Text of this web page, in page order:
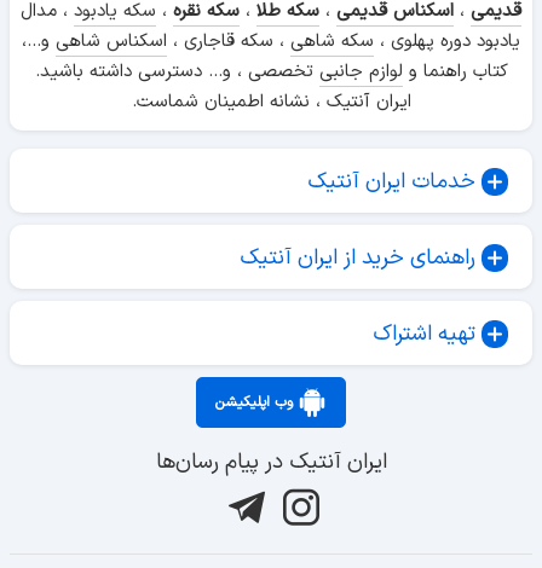
قدیمی ، اسکناس قدیمی ، سکه طلا ، سکه نقره ، سکه یادبود ، مدال
یادبود دوره پهلوی ، سکه شاهی ، سکه قاجاری ، اسکناس شاهی و...،
کتاب راهنما و لوازم جانبی تخصصی ، و... دسترسی داشته باشید.
ایران آنتیک ، نشانه اطمینان شماست.
خدمات ایران آنتیک
راهنمای خرید از ایران آنتیک
تهیه اشتراک
وب اپلیکیشن
ایران آنتیک در پیام رسان‌ها